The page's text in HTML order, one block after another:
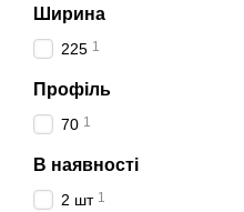
Ширина
225 1
Профіль
70 1
В наявності
2 шт 1